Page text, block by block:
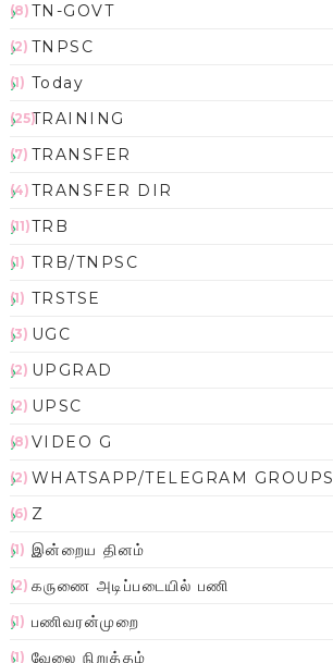
TN-GOVT
(8)
TNPSC
(2)
Today
(1)
TRAINING
(25)
TRANSFER
(7)
TRANSFER DIR
(4)
TRB
(11)
TRB/TNPSC
(1)
TRSTSE
(1)
UGC
(3)
UPGRAD
(2)
UPSC
(2)
VIDEO G
(8)
WHATSAPP/TELEGRAM GROUPS
(2)
Z
(6)
இன்றைய தினம்
(1)
கருணை அடிப்படையில் பணி
(2)
பணிவரன்முறை
(1)
வேலை நிறுத்தம்
(1)